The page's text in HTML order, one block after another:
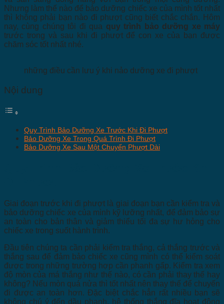
Nhưng làm thế nào để bảo dưỡng chiếc xe của mình tốt nhất
thì không phải bạn nào đi phượt cũng biết chắc chắn. Hôm
nay, cùng chúng tôi đi qua quy trình bảo dưỡng xe máy
trước trong và sau khi đi phượt để con xe của bạn được
chăm sóc tốt nhất nhé.
những điều cần lưu ý khi nảo dưỡng xe đi phượt
Nội dung
Quy Trình Bảo Dưỡng Xe Trước Khi Đi Phượt
Bảo Dưỡng Xe Trong Quá Trình Đi Phượt
Bảo Dưỡng Xe Sau Một Chuyến Phượt Dài
Giai đoạn trước khi đi phượt là giai đoạn bạn cần kiểm tra và
bảo dưỡng chiếc xe của mình kỹ lưỡng nhất, để đảm bảo sự
an toàn cho bản thân và giảm thiểu tối đa sự hư hỏng cho
chiếc xe trong suốt hành trình.
Đầu tiên chúng ta cần phải kiểm tra thắng, cả thắng trước và
thắng sau để đảm bảo chiếc xe cũng mình có thể kiểm soát
được trong những trường hợp cần phanh gấp. Kiểm tra xem
độ mòn của má thắng như thế nào, có cần phải thay thế hay
không? Nếu mòn quá nửa thì tốt nhất nên thay thế để chuyến
đi được an toàn hơn. Đặc biệt chắc hẳn rất nhiều bạn sẽ
không chú ý đến dầu phanh, hệ thống thắng đĩa hoạt động